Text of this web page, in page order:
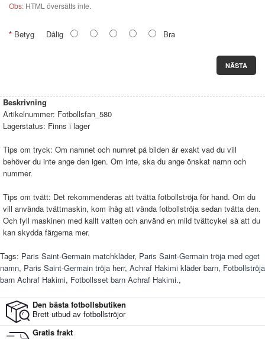
Obs: HTML översätts inte.
Betyg Dålig Bra
NÄSTA
Beskrivning
Artikelnummer: Fotbollsfan_580
Lagerstatus: Finns i lager
Tips om tryck: Om namnet och numret på bilden är exakt vad du vill
behöver du inte ange den igen. Om inte, ska du ange önskat namn och
nummer.
Tips om tvätt: Det rekommenderas att tvätta fotbollströja för hand. Om du
vill använda tvättmaskin, kom ihåg att vända fotbollströja sedan tvätta den.
Och fyll maskinen med kallt vatten och använd en mild tvättcykel så att du
kan skydda färgerna mer.
Tags: Paris Saint-Germain matchkläder, Paris Saint-Germain tröja med eget
namn, Paris Saint-Germain tröja herr, Achraf Hakimi kläder barn, Fotbollströja
barn Achraf Hakimi, Fotbollsset barn Achraf Hakimi.,
Den bästa fotbollsbutiken
Brett utbud av fotbollströjor
Gratis frakt